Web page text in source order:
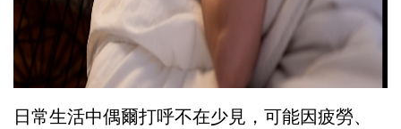
日常生活中偶爾打呼不在少見，可能因疲勞、